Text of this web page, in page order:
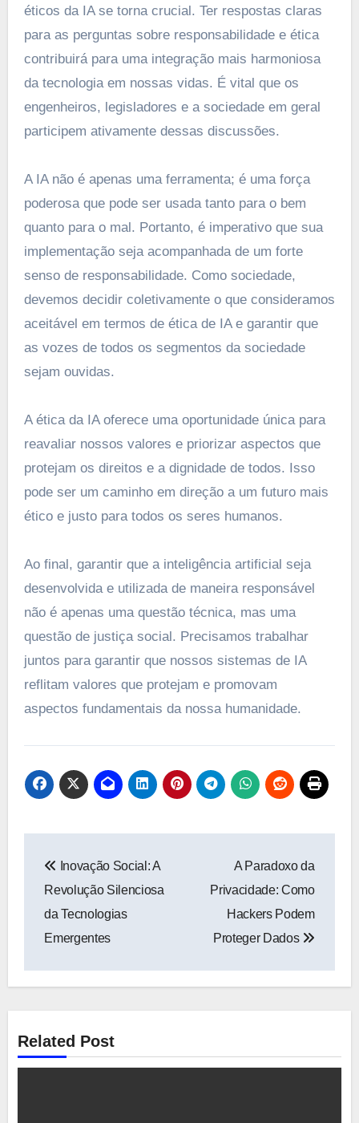
éticos da IA se torna crucial. Ter respostas claras
para as perguntas sobre responsabilidade e ética
contribuirá para uma integração mais harmoniosa
da tecnologia em nossas vidas. É vital que os
engenheiros, legisladores e a sociedade em geral
participem ativamente dessas discussões.
A IA não é apenas uma ferramenta; é uma força
poderosa que pode ser usada tanto para o bem
quanto para o mal. Portanto, é imperativo que sua
implementação seja acompanhada de um forte
senso de responsabilidade. Como sociedade,
devemos decidir coletivamente o que consideramos
aceitável em termos de ética de IA e garantir que
as vozes de todos os segmentos da sociedade
sejam ouvidas.
A ética da IA oferece uma oportunidade única para
reavaliar nossos valores e priorizar aspectos que
protejam os direitos e a dignidade de todos. Isso
pode ser um caminho em direção a um futuro mais
ético e justo para todos os seres humanos.
Ao final, garantir que a inteligência artificial seja
desenvolvida e utilizada de maneira responsável
não é apenas uma questão técnica, mas uma
questão de justiça social. Precisamos trabalhar
juntos para garantir que nossos sistemas de IA
reflitam valores que protejam e promovam
aspectos fundamentais da nossa humanidade.
de
Post
Inovação Social: A
Revolução Silenciosa
da Tecnologias
Emergentes
A Paradoxo da
Privacidade: Como
Hackers Podem
Proteger Dados
Related Post